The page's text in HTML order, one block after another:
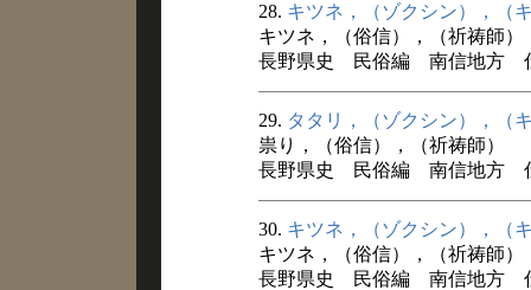
28. キツネ，（ゾクシン），（
キツネ，（俗信），（祈祷師）
長野県史 民俗編 南信地方
29. タタリ，（ゾクシン），（
祟り，（俗信），（祈祷師）
長野県史 民俗編 南信地方
30. キツネ，（ゾクシン），（
キツネ，（俗信），（祈祷師）
長野県史 民俗編 南信地方